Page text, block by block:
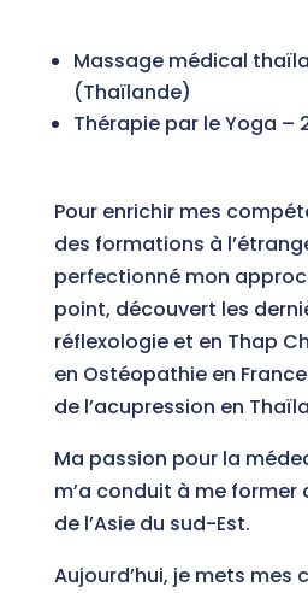
Massage médical
(Thaïlande)
Thérapie par le Yoga –
Pour enrichir mes
des formations à
perfectionné mon
point, découvert les
réflexologie et en Thap
en Ostéopathie en
de l’acupression en
Ma passion pour la
m’a conduit à me former
de l’Asie du sud-Est.
Aujourd’hui, je mets mes